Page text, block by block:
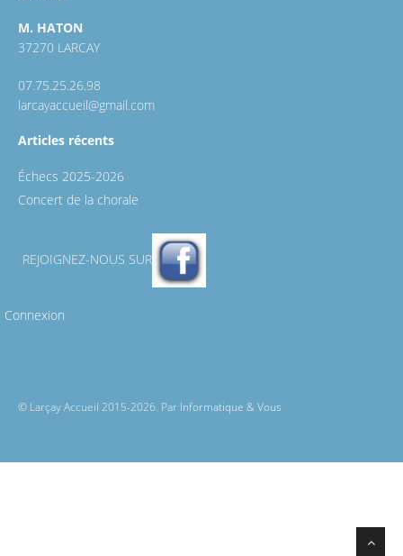
M. HATON
37270 LARCAY
07.75.25.26.98
larcayaccueil@gmail.com
Articles récents
Échecs 2025-2026
Concert de la chorale
REJOIGNEZ-NOUS SUR
Connexion
© Larçay Accueil 2015-2026. Par Informatique & Vous